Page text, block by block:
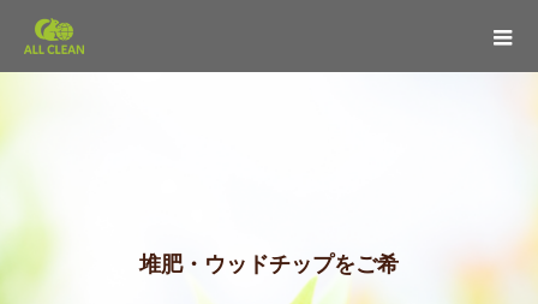
堆肥・ウ ッ ド チップをご希望